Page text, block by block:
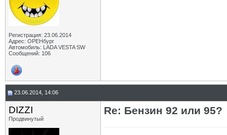
Регистрация: 23.06.2014
Адрес: ОРЕНбург
Автомобиль: LADA VESTA SW
Сообщений: 106
23.06.2014, 14:06
DIZZI
Продвинутый
Re: Бензин 92 или 95?